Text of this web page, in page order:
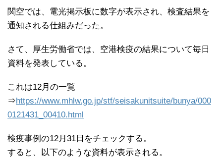
関空では、電光掲示板に数字が表示され、検査結果を
通知される仕組みだった。
さて、厚生労働省では、空港検疫の結果について毎日
資料を発表している。
これは12月の一覧
⇒https://www.mhlw.go.jp/stf/seisakunitsuite/bunya/000
0121431_00410.html
検疫事例の12月31日をチェックする。
すると、以下のような資料が表示される。